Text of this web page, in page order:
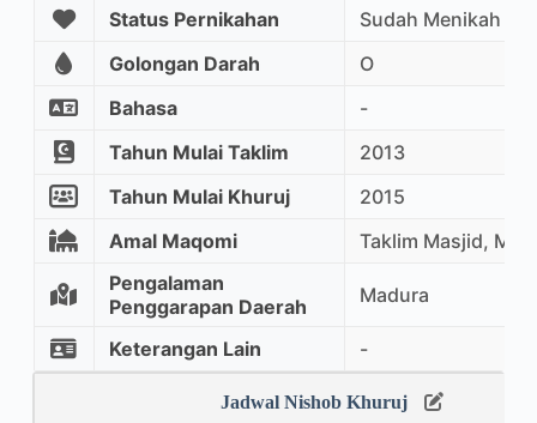
Status Pernikahan
Sudah Menikah
Golongan Darah
O
Bahasa
-
Tahun Mulai Taklim
2013
Tahun Mulai Khuruj
2015
Amal Maqomi
Taklim Masjid,
Pengalaman
Penggarapan Daerah
Madura
Keterangan Lain -
Jadwal Nishob Khuruj